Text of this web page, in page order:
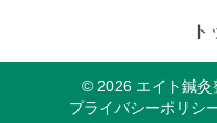
© 2026 エイト鍼灸
プライバシーポリシ